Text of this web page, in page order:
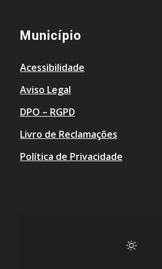
Município
Acessibilidade
Aviso Legal
DPO – RGPD
Livro de Reclamações
Política de Privacidade